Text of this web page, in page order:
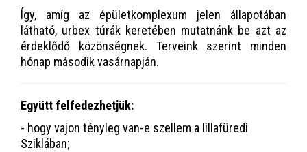
Így, amíg az épületkomplexum jelen állapotában
látható, urbex túrák keretében mutatnánk be azt az
érdeklődő közönségnek. Terveink szerint minden
hónap második vasárnapján.
Együtt felfedezhetjük:
- hogy vajon tényleg van-e szellem a lillafüredi
Sziklában;